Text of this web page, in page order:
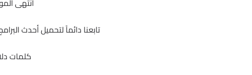
انتهى
تابعنا دائماً لتحميل أحدث
كلمات